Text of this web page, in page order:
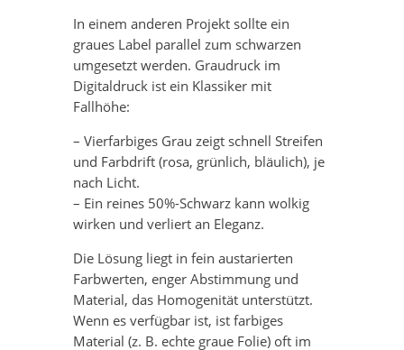
In einem anderen Projekt sollte ein
graues Label parallel zum schwarzen
umgesetzt werden. Graudruck im
Digitaldruck ist ein Klassiker mit
Fallhöhe:
– Vierfarbiges Grau zeigt schnell Streifen
und Farbdrift (rosa, grünlich, bläulich), je
nach Licht.
– Ein reines 50%-Schwarz kann wolkig
wirken und verliert an Eleganz.
Die Lösung liegt in fein austarierten
Farbwerten, enger Abstimmung und
Material, das Homogenität unterstützt.
Wenn es verfügbar ist, ist farbiges
Material (z. B. echte graue Folie) oft im